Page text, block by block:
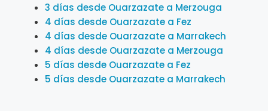
3 días desde Ouarzazate a Merzouga
4 días desde Ouarzazate a Fez
4 días desde Ouarzazate a Marrakech
4 días desde Ouarzazate a Merzouga
5 días desde Ouarzazate a Fez
5 días desde Ouarzazate a Marrakech